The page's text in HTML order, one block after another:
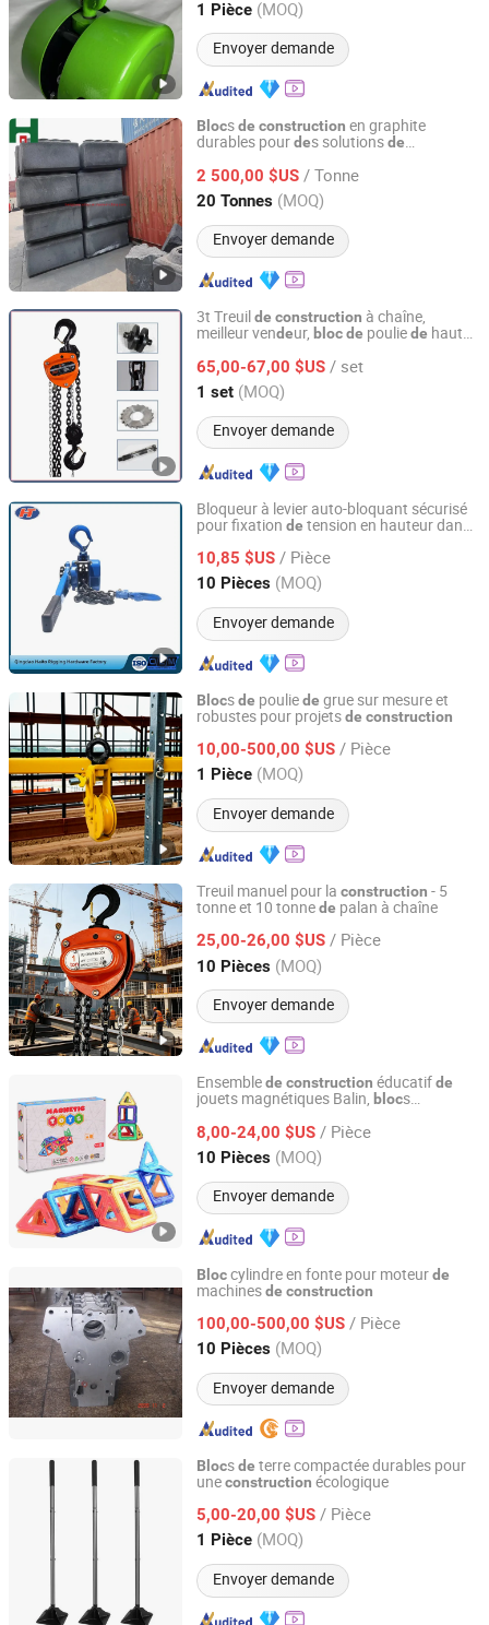
1 Pièce (MOQ)
Envoyer demande
Hebei, China Depuis 2011
Blocsde construction en graphite
durables pourdes solutionsde
2 500,00 $US / Tonne
20 Tonnes (MOQ)
Envoyer demande
SHANDONG HENGQIAO ENERGY INDUSTRIAL CO., LTD
Shandong, China Depuis 2019
3t Treuil de construction à chaîne,
meilleur vendeur, blocde pouliede haute
65,00-67,00 $US / set
1 set (MOQ)
Envoyer demande
Hebei Xiongshi Hoisting Machinery Manufacturing Co.,
Ltd.
Hebei, China Depuis 2023
Bloqueur à levier auto-bloquant sécurisé
pour fixation de tension en hauteur dans
10,85 $US / Pièce
10 Pièces (MOQ)
Envoyer demande
Qingdao Haito Rigging Hardware Co., Ltd.
Shandong, China Depuis 2009
Blocsde pouliede grue sur mesure et
robustes pour projetsde construction
10,00-500,00 $US / Pièce
1 Pièce (MOQ)
Envoyer demande
Henan Dingqi Intelligent Technology Co., Ltd.
Henan, China Depuis 2025
Treuil manuel pour la construction - 5
tonne et 10 tonnede palan à chaîne
25,00-26,00 $US / Pièce
10 Pièces (MOQ)
Envoyer demande
Hebei Hanming Hoisting Machinery Manufacture Co., Ltd
Hebei, China Depuis 2025
Ensemblede construction éducatifde
jouets magnétiques Balin, blocs
magnétiques,bloc s deconstruction
enfants
8,00-24,00 $US / Pièce
10 Pièces (MOQ)
Envoyer demande
Xiamen Balin New Materials Co., Ltd.
Fujian, China Depuis 2025
Bloccylindre en fonte pour moteurde
machinesde construction
100,00-500,00 $US / Pièce
10 Pièces (MOQ)
Envoyer demande
GUIZHOU MEC INC
Guizhou, China Depuis 2019
Blocsde terre compactée durables pour
uneconstruction écologique
5,00-20,00 $US / Pièce
1 Pièce (MOQ)
Envoyer demande
Zhejiang Luode Intelligent Technology Co., Ltd
Depuis 2025